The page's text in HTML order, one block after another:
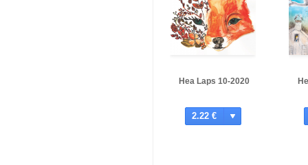
Hea Laps 10-2020
2.22 €